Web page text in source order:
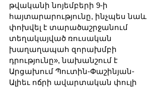
թվականի նոյեմբերի 9-ի
հայտարարությունը, ինչպես նաև
փոխվել է տարածաշրջանում
տեղակայված ռուսական
խաղաղապահ զորախմբի
դրությունը», նախանշում է
Արցախում Պուտին-Փաշինյան-
Ալիեւ ոճրի ավարտական փուլի